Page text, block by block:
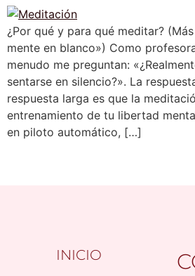
¿Por qué y para qué meditar?
mente en blanco») Como
menudo me preguntan:
sentarse en silencio?». La
respuesta larga es que la
entrenamiento de tu libertad
en piloto automático, […]
INICIO